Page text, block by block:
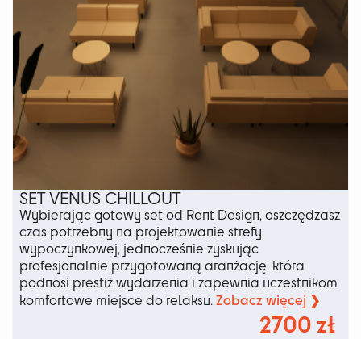
SET VENUS CHILLOUT
Wybierając gotowy set od Rent Design, oszczędzasz
czas potrzebny na projektowanie strefy
wypoczynkowej, jednocześnie zyskując
profesjonalnie przygotowaną aranżację, która
podnosi prestiż wydarzenia i zapewnia uczestnikom
komfortowe miejsce do relaksu. Zobacz więcej ❯
2700 zł